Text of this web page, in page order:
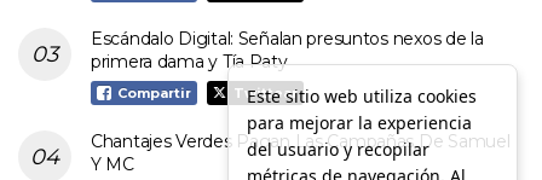
Escándalo Digital: Señalan presuntos nexos de la
primera dama y Tía Paty
Compartir Twittear
Chantajes Verdes Pagan Las Campañas De Samuel
Y MC
Este sitio web utiliza cookies
para mejorar la experiencia
del usuario y recopilar
métricas de navegación. Al